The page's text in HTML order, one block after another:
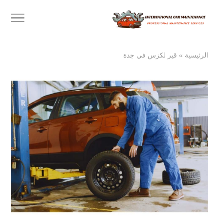
الرئيسية » قير لكزس في جدة